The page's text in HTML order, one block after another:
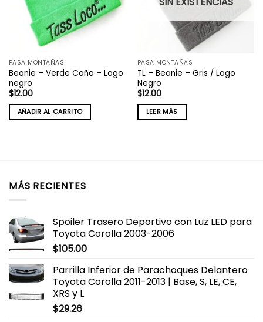
PASA MONTAÑAS
Beanie – Verde Caña – Logo
negro
$12.00
AÑADIR AL CARRITO
PASA MONTAÑAS
TL – Beanie – Gris / Logo
Negro
$12.00
LEER MÁS
MÁS RECIENTES
Spoiler Trasero Deportivo con Luz LED para
Toyota Corolla 2003-2006
$105.00
Parrilla Inferior de Parachoques Delantero
Toyota Corolla 2011-2013 | Base, S, LE, CE,
XRS y L
$29.26